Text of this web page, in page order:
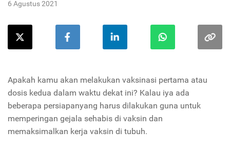
6 Agustus 2021
Apakah kamu akan melakukan vaksinasi pertama atau
dosis kedua dalam waktu dekat ini? Kalau iya ada
beberapa persiapanyang harus dilakukan guna untuk
memperingan gejala sehabis di vaksin dan
memaksimalkan kerja vaksin di tubuh.